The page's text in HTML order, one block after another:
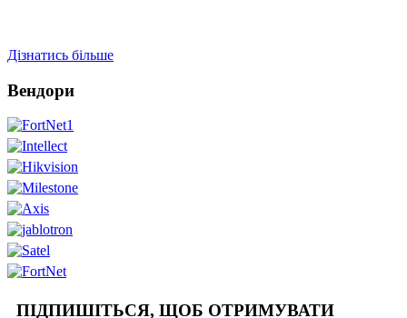
Дізнатись більше
Вендори
ПІДПИШІТЬСЯ, ЩОБ ОТРИМУВАТИ